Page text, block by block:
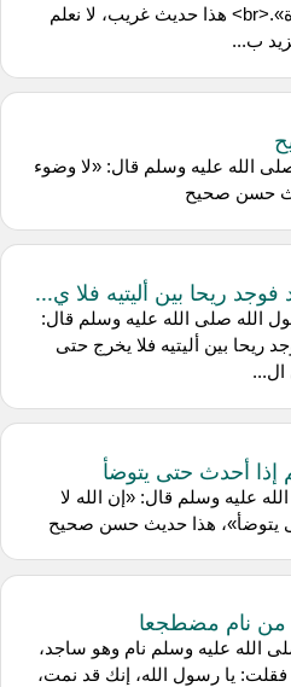
أعينهم لأنهم سملوا أعين الرعاة».<br> هذا حديث غريب، لا نعلم
ب...
الله عليه وسلم قال: «لا وضوء
حسن صحيح
ريحا بين أليتيه فلا ي...
الله صلى الله عليه وسلم قال:
ريحا بين أليتيه فلا يخرج حتى
ال...
إذا أحدث حتى يتوضأ
عليه وسلم قال: «إن الله لا
يتوضأ»، هذا حديث حسن صحيح
من نام مضطجعا
الله عليه وسلم نام وهو ساجد،
يا رسول الله، إنك قد نمت،